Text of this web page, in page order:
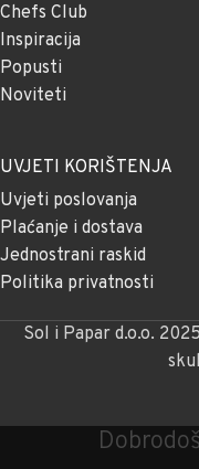
Chefs Club
Inspiracija
Popusti
Noviteti
UVJETI KORIŠTENJA
Uvjeti poslovanja
Plaćanje i dostava
Jednostrani raskid
Politika privatnosti
Sol i Papar d.o.o.